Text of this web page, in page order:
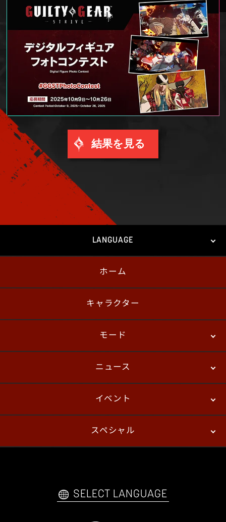
結果を見る
LANGUAGE
English
ホーム
キャラクター
モード
バトル
ニュース
パッチノート
イベント
プレイヤーズ
スペシャル
自己紹介カードメーカー アーケード
SELECT LANGUAGE